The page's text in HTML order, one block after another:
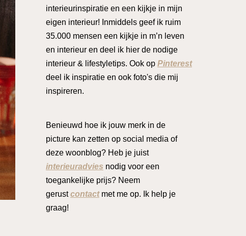
interieurinspiratie en een kijkje in mijn
eigen interieur! Inmiddels geef ik ruim
35.000 mensen een kijkje in m’n leven
en interieur en deel ik hier de nodige
interieur & lifestyletips. Ook op Pinterest
deel ik inspiratie en ook foto's die mij
inspireren.
Benieuwd hoe ik jouw merk in de
picture kan zetten op social media of
deze woonblog? Heb je juist
interieuradvies nodig voor een
toegankelijke prijs? Neem
gerustcontactmet me op. Ik help je
graag!